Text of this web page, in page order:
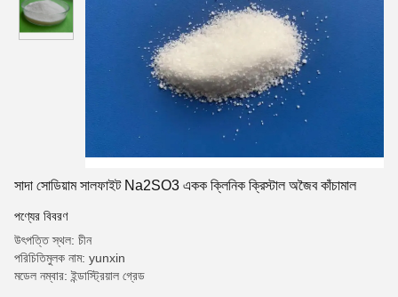
সাদা সোডিয়াম সালফাইট Na2SO3 একক ক্লিনিক ক্রিস্টাল অজৈব কাঁচামাল
পণ্যের বিবরণ
উৎপত্তি স্থল: চীন
পরিচিতিমুলক নাম: yunxin
মডেল নম্বার: ইন্ডাস্ট্রিয়াল গ্রেড